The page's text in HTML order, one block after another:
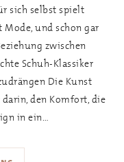
sich selbst spielt
und schon gar
zwischen
Schuh-Klassiker
Die Kunst
den Komfort, die
in ein…